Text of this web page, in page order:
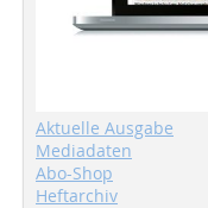
Aktuelle Ausgabe
Mediadaten
Abo-Shop
Heftarchiv